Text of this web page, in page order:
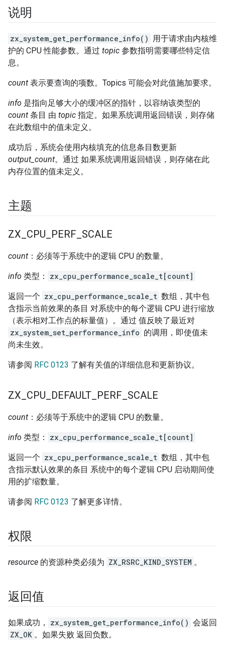
说明
zx_system_get_performance_info() 用于请求由内核维
护的 CPU 性能参数。通过 topic 参数指明需要哪些特定信
息。
count 表示要查询的项数。Topics 可能会对此值施加要求。
info 是指向足够大小的缓冲区的指针，以容纳该类型的
count 条目 由 topic 指定。如果系统调用返回错误，则存储
在此数组中的值未定义。
成功后，系统会使用内核填充的信息条目数更新
output_count。通过 如果系统调用返回错误，则存储在此
内存位置的值未定义。
主题
ZX CPU PERF SCALE
count ：必须等于系统中的逻辑 CPU 的数量。
info 类型： zx_cpu_performance_scale_t[count]
返回一个 zx_cpu_performance_scale_t 数组，其中包
含指示当前效果的条目 对系统中的每个逻辑 CPU 进行缩放
（表示相对工作点的标量值）。通过 值反映了最近对
zx_system_set_performance_info 的调用，即使值未
尚未生效。
请参阅 RFC 0123 了解有关值的详细信息和更新协议。
ZX CPU DEFAULT PERF SCALE
count ：必须等于系统中的逻辑 CPU 的数量。
info 类型： zx_cpu_performance_scale_t[count]
返回一个 zx_cpu_performance_scale_t 数组，其中包
含指示默认效果的条目 系统中的每个逻辑 CPU 启动期间使
用的扩缩数量。
请参阅 RFC 0123 了解更多详情。
权限
resource 的资源种类必须为 ZX_RSRC_KIND_SYSTEM 。
返回值
如果成功， zx_system_get_performance_info() 会返回
ZX_OK 。如果失败 返回负数。